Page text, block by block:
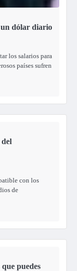
un dólar diario
los salarios para
países sufren
con los
de
puedes